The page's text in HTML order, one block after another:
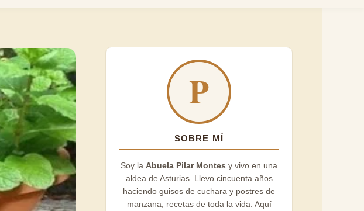
SOBRE MÍ
Soy la Abuela Pilar Montes y vivo en una
aldea de Asturias. Llevo cincuenta años
haciendo guisos de cuchara y postres de
manzana, recetas de toda la vida. Aquí